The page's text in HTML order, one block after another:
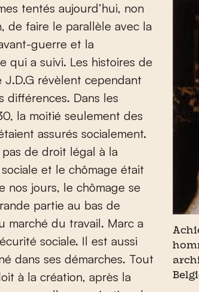
tentés aujourd’hui, non
de faire le parallèle avec la
guerre et la
qui a suivi. Les histoires de
J.D.G révèlent cependant
différences. Dans les
la moitié seulement des
assurés socialement.
pas de droit légal à la
et le chômage était
nos jours, le chômage se
partie au bas de
marché du travail. Marc a
sociale. Il est aussi
dans ses démarches. Tout
à la création, après la